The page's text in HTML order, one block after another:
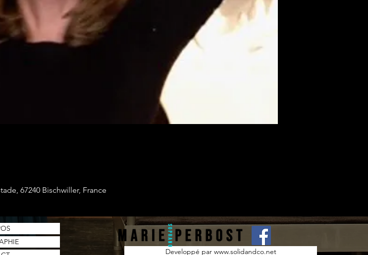
67240 Bischwiller, France
Developpé par www.solidandco.net